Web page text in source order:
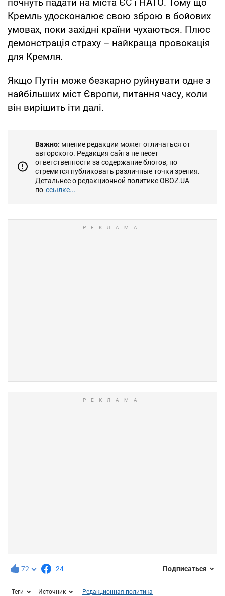
Кремль удосконалює свою зброю в бойових
умовах, поки західні країни чухаються. Плюс
демонстрація страху – найкраща провокація
для Кремля.
Якщо Путін може безкарно руйнувати одне з
найбільших міст Європи, питання часу, коли
він вирішить іти далі.
Важно: мнение редакции может отличаться от
авторского. Редакция сайта не несет
ответственности за содержание блогов, но
стремится публиковать различные точки зрения.
Детальнее о редакционной политике OBOZ.UA
по ссылке...
72 24 Подписаться
Теги Источник Редакционная политика